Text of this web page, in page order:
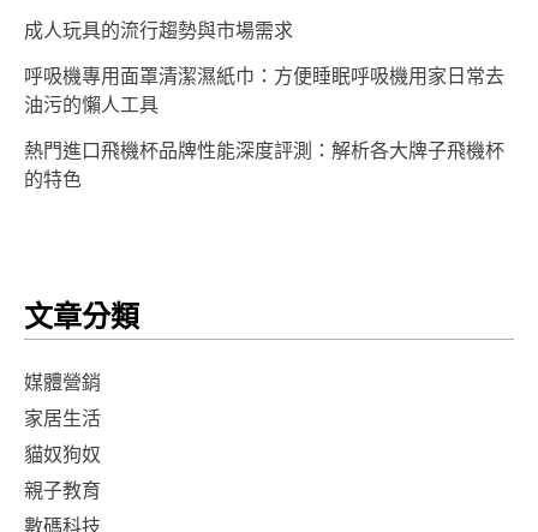
成人玩具的流行趨勢與市場需求
呼吸機專用面罩清潔濕紙巾：方便睡眠呼吸機用家日常去
油污的懶人工具
熱門進口飛機杯品牌性能深度評測：解析各大牌子飛機杯
的特色
文章分類
媒體營銷
家居生活
貓奴狗奴
親子教育
數碼科技